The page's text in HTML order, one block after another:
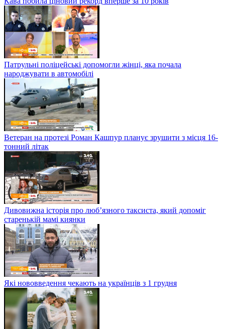
Патрульні поліцейські допомогли жінці, яка почала
народжувати в автомобілі
Ветеран на протезі Роман Кашпур планує зрушити з місця 16-
тонний літак
Дивовижна історія про люб’язного таксиста, який допоміг
старенькій мамі киянки
Які нововведення чекають на українців з 1 грудня